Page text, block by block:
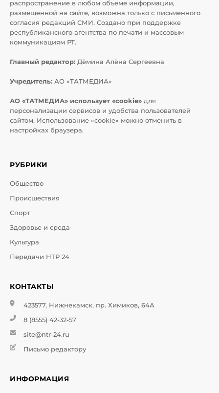
распространение в любом объеме информации,
размещенной на сайте, возможна только с письменного
согласия редакций СМИ. Создано при поддержке
республиканского агентства по печати и массовым
коммуникациям РТ.
Главный редактор: Дёмина Алёна Сергеевна
Учредитель: АО «ТАТМЕДИА»
АО «ТАТМЕДИА» использует «cookie» для
персонализации сервисов и удобства пользователей
сайтом. Использование «cookie» можно отменить в
настройках браузера.
РУБРИКИ
Общество
Происшествия
Спорт
Здоровье и среда
Культура
Передачи НТР 24
КОНТАКТЫ
423577, Нижнекамск, пр. Химиков, 64А
8 (8555) 42-32-57
site@ntr-24.ru
Письмо редактору
ИНФОРМАЦИЯ